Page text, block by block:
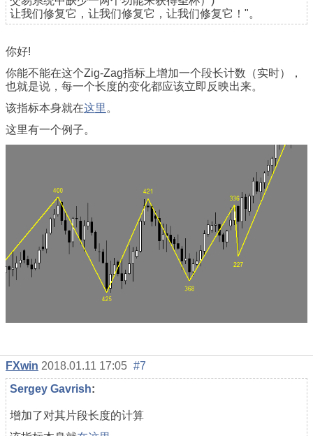
让我们修复它，让我们修复它，让我们修复它！"。
你好!
你能不能在这个Zig-Zag指标上增加一个段长计数（实时），
也就是说，每一个长度的变化都应该立即反映出来。
该指标本身就在这里 。
这里有一个例子。
FXwin 2018.01.11 17:05 #7
Sergey Gavrish:
增加了对其片段长度的计算